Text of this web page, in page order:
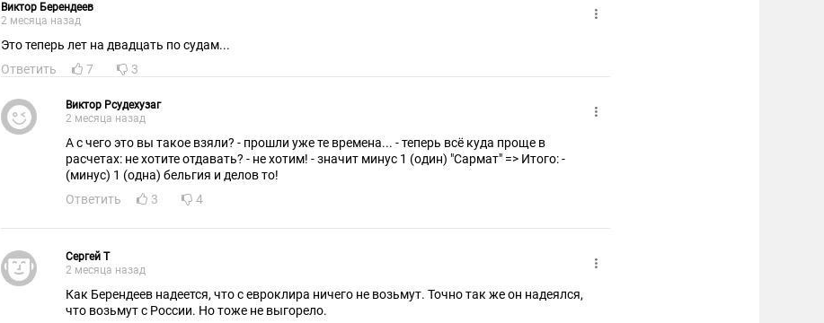
Виктор Берендеев
2 месяца назад
Это теперь лет на двадцать по судам...
Ответить
7 3
Виктор Рсудехузаг
2 месяца назад
А с чего это вы такое взяли? - прошли уже те времена... - теперь всё куда проще в
расчетах: не хотите отдавать? - не хотим! - значит минус 1 (один) "Сармат" => Итого: -
(минус) 1 (одна) бельгия и делов то!
Ответить
3 4
Сергей Т
2 месяца назад
Как Берендеев надеется, что с евроклира ничего не возьмут. Точно так же он надеялся,
что возьмут с России. Но тоже не выгорело.